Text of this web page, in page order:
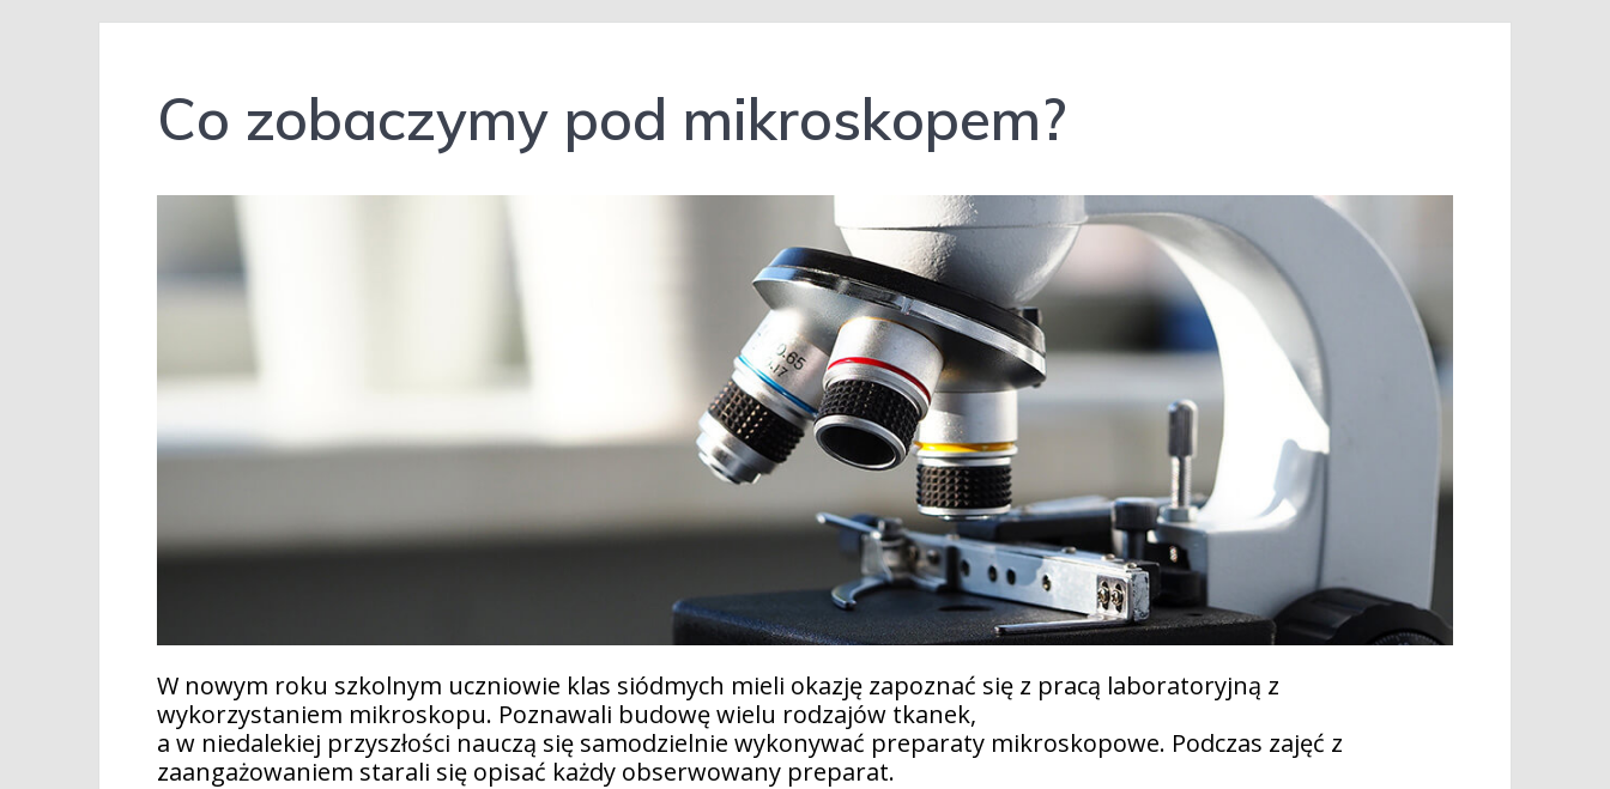
Co zobaczymy pod mikroskopem?
W nowym roku szkolnym uczniowie klas siódmych mieli okazję zapoznać się z pracą laboratoryjną z
wykorzystaniem mikroskopu. Poznawali budowę wielu rodzajów tkanek,
a w niedalekiej przyszłości nauczą się samodzielnie wykonywać preparaty mikroskopowe. Podczas zajęć z
zaangażowaniem starali się opisać każdy obserwowany preparat.